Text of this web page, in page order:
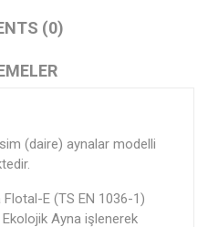
(0)
(daire) aynalar modelli
E (TS EN 1036-1)
Ayna işlenerek